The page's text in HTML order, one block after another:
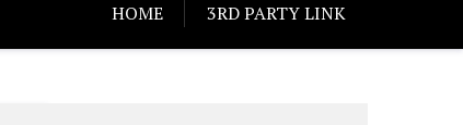
HOME 3RD PARTY LINK